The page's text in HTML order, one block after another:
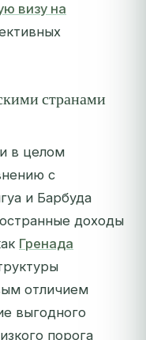
визу на
странами
в целом
с
и Барбуда
доходы
Гренада
отличием
выгодного
порога